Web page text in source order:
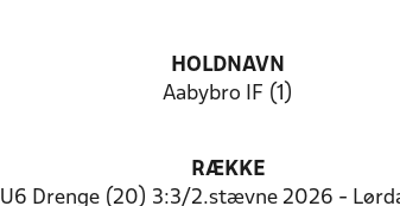
HOLDNAVN
Aabybro IF (1)
RÆKKE
U6 Drenge (20) 3:3/2.stævne 2026 -